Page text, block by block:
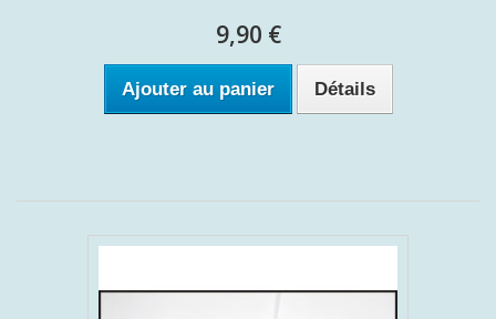
9,90 €
Ajouter au panier Détails